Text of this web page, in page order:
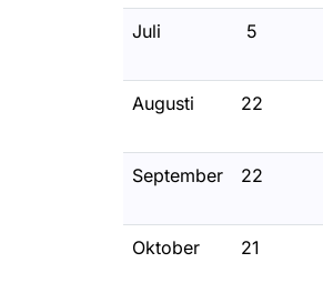
Juli 5
Augusti 22
September 22
Oktober 21